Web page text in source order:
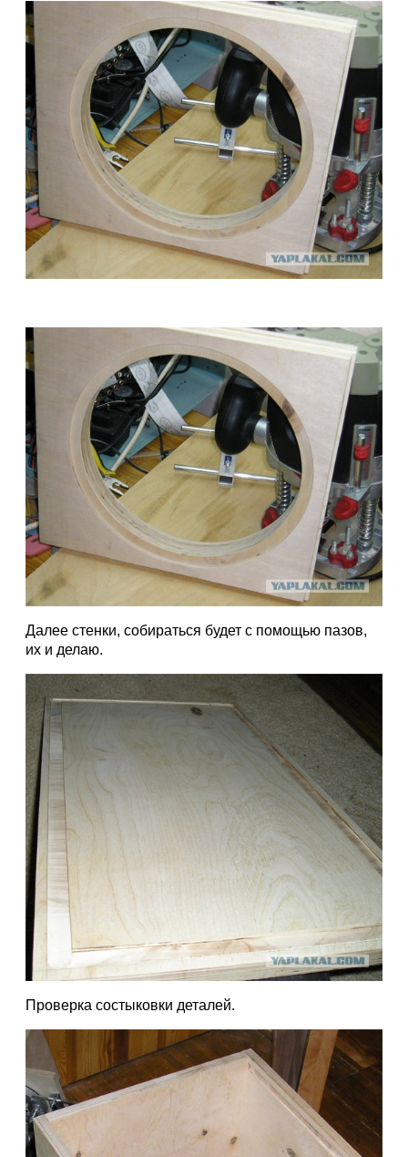
Далее стенки, собираться будет с помощью пазов,
их и делаю.
Проверка состыковки деталей.